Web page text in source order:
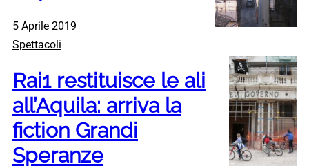
5 Aprile 2019
Spettacoli
Rai1 restituisce le ali
all’Aquila: arriva la
fiction Grandi
Speranze